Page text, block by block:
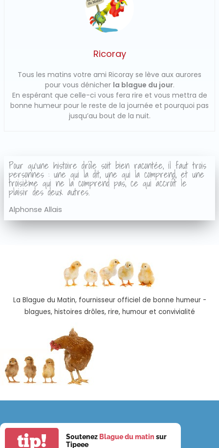
Ricoray
Tous les matins votre ami Ricoray se lève aux aurores
pour vous dénicher la blague du jour.
En espérant que celle-ci vous fera rire et vous mettra de
bonne humeur pour le reste de la journée et pourquoi pas
jusqu’au bout de la nuit.
Pour qu'une histoire drôle soit bien racontée, il faut trois
personnes : une qui la dit, une qui la comprend, et une
troisième qui ne la comprend pas, ce qui accroît le
plaisir des deux autres.
Alphonse Allais
La Blague du Matin, fournisseur officiel de bonne humeur -
blagues, histoires drôles, rire, humour et convivialité
tip! Soutenez Blague du matin sur
Tipeee